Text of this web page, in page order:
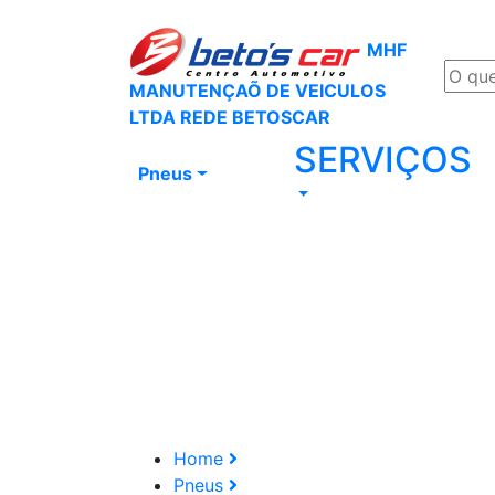
MHF
MANUTENÇAÕ DE VEICULOS
LTDA REDE BETOSCAR
Pneus SERVIÇOS
Home
Pneus